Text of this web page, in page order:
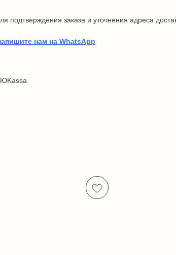
заказа и уточнения адреса
нам на WhatsApp